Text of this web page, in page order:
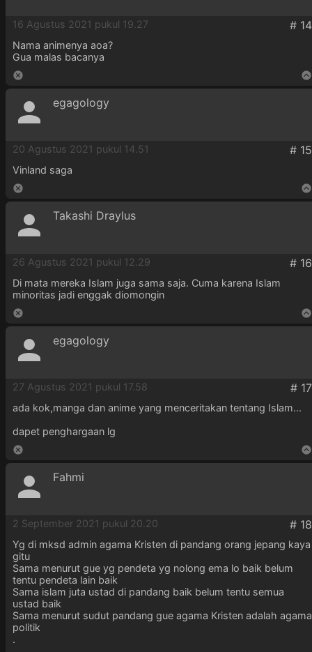
16 Agustus 2021 pukul 19.27
Nama animenya aoa?
Gua malas bacanya
egagology
20 Agustus 2021 pukul 14.51
Vinland saga
Takashi Draylus
26 Agustus 2021 pukul 12.29
Di mata mereka Islam juga sama saja. Cuma karena Islam
minoritas jadi enggak diomongin
egagology
27 Agustus 2021 pukul 17.58
ada kok,manga dan anime yang menceritakan tentang Islam...
dapet penghargaan lg
Fahmi
2 September 2021 pukul 20.20
Yg di mksd admin agama Kristen di pandang orang jepang kaya
gitu
Sama menurut gue yg pendeta yg nolong ema lo baik belum
tentu pendeta lain baik
Sama islam juta ustad di pandang baik belum tentu semua
ustad baik
Sama menurut sudut pandang gue agama Kristen adalah agama
politik
.